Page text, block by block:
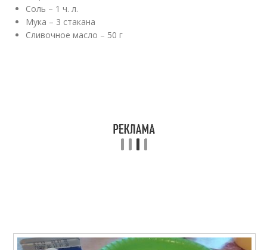
Соль – 1 ч. л.
Мука – 3 стакана
Сливочное масло – 50 г